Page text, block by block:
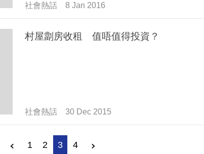
社會熱話 8 Jan 2016
村屋劏房收租 值唔值得投資？
社會熱話 30 Dec 2015
1 2 3 4